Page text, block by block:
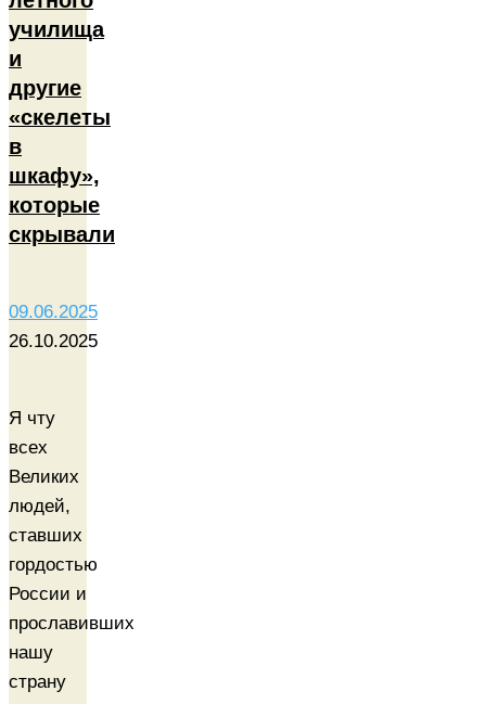
училища
и
другие
«скелеты
в
шкафу»,
которые
скрывали
09.06.2025
26.10.2025
Я чту
всех
Великих
людей,
ставших
гордостью
России и
прославивших
нашу
страну